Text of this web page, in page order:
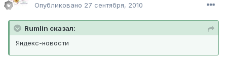
Опубликовано 27 сентября, 2010
Rumlin сказал:
Яндекс-новости